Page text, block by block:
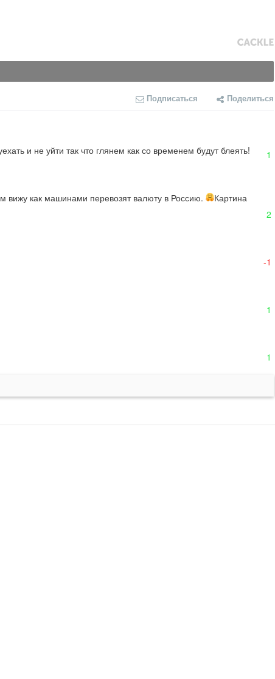
Подписаться Поделиться
и не уйти так что глянем как со временем будут блеять! 1
вижу как машинами перевозят валюту в Россию.
Картина
2
-1
1
1